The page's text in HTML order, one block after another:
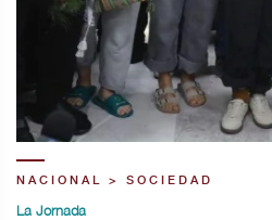
NACIONAL > SOCIEDAD
La Jornada